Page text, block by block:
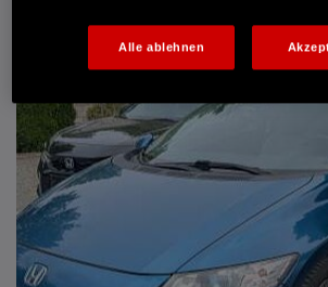
Alle ablehnen